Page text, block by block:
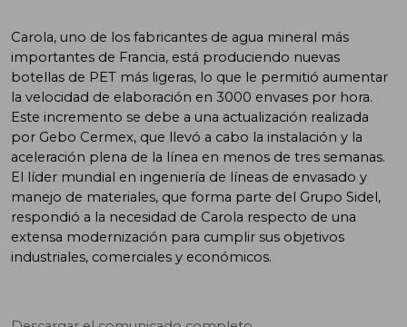
Carola, uno de los fabricantes de agua mineral más
importantes de Francia, está produciendo nuevas
botellas de PET más ligeras, lo que le permitió aumentar
la velocidad de elaboración en 3000 envases por hora.
Este incremento se debe a una actualización realizada
por Gebo Cermex, que llevó a cabo la instalación y la
aceleración plena de la línea en menos de tres semanas.
El líder mundial en ingeniería de líneas de envasado y
manejo de materiales, que forma parte del Grupo Sidel,
respondió a la necesidad de Carola respecto de una
extensa modernización para cumplir sus objetivos
industriales, comerciales y económicos.